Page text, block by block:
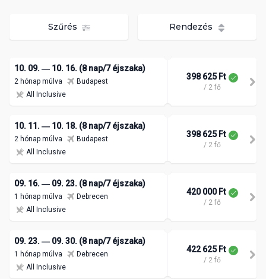
Szűrés Rendezés
10. 09. ― 10. 16. (8 nap/7 éjszaka)
2 hónap múlva
Budapest
All Inclusive
398 625 Ft
/ 2 fő
10. 11. ― 10. 18. (8 nap/7 éjszaka)
2 hónap múlva
Budapest
All Inclusive
398 625 Ft
/ 2 fő
09. 16. ― 09. 23. (8 nap/7 éjszaka)
1 hónap múlva
Debrecen
All Inclusive
420 000 Ft
/ 2 fő
09. 23. ― 09. 30. (8 nap/7 éjszaka)
1 hónap múlva
Debrecen
All Inclusive
422 625 Ft
/ 2 fő